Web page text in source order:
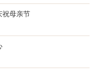
祝母亲节